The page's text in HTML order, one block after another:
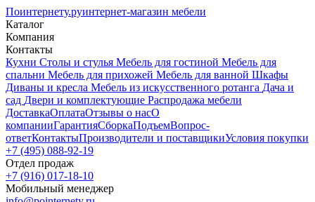
Поинтернету.руинтернет-магазин мебели
Каталог
Компания
Контакты
Кухни Столы и стулья Мебель для гостиной Мебель для
спальни Мебель для прихожей Мебель для ванной Шкафы
Диваны и кресла Мебель из искусственного ротанга Дача и
сад Двери и комплектующие Распродажа мебели
ДоставкаОплатаОтзывы о насО
компанииГарантияСборкаПодъемВопрос-
ответКонтактыПроизводители и поставщикиУсловия покупки
+7 (495) 088-92-19
Отдел продаж
+7 (916) 017-18-10
Мобильный менеджер